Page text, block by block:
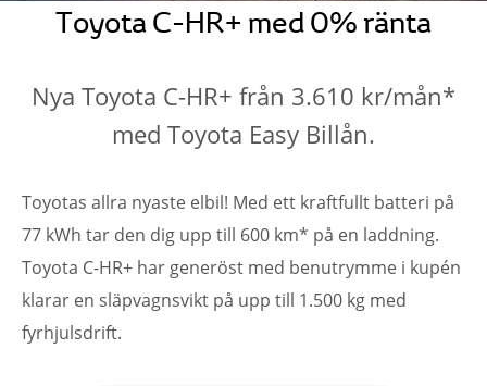
Toyota C-HR+ med 0% ränta
Nya Toyota C-HR+ från 3.610 kr/mån*
med Toyota Easy Billån.
Toyotas allra nyaste elbil! Med ett kraftfullt batteri på
77 kWh tar den dig upp till 600 km* på en laddning.
Toyota C-HR+ har generöst med benutrymme i kupén
klarar en släpvagnsvikt på upp till 1.500 kg med
fyrhjulsdrift.